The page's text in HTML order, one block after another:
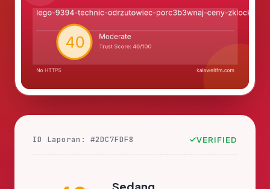
ID Laporan: #2DC7FDF8 VERIFIED